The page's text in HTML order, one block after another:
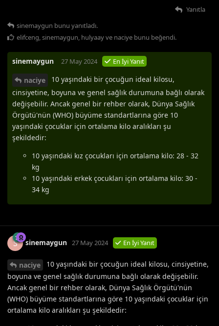
Yanıtla
sinemaygun bunu yanıtladı.
elifceng,sinemaygun, hulyaayve naciye bunu beğendi.
sinemaygun 27 May 2024 En İyi Yanıt
naciye
10 yaşındaki bir çocuğun ideal kilosu,
cinsiyetine, boyuna ve genel sağlık durumuna bağlı olarak
değişebilir. Ancak genel bir rehber olarak, Dünya Sağlık
Örgütü'nün (WHO) büyüme standartlarına göre 10
yaşındaki çocuklar için ortalama kilo aralıkları şu
şekildedir:
10 yaşındaki kız çocukları için ortalama kilo: 28 - 32
kg
10 yaşındaki erkek çocukları için ortalama kilo: 30 -
34 kg
S sinemaygun 27 May 2024 En İyi Yanıt
naciye
10 yaşındaki bir çocuğun ideal kilosu, cinsiyetine,
boyuna ve genel sağlık durumuna bağlı olarak değişebilir.
Ancak genel bir rehber olarak, Dünya Sağlık Örgütü'nün
(WHO) büyüme standartlarına göre 10 yaşındaki çocuklar için
ortalama kilo aralıkları şu şekildedir: